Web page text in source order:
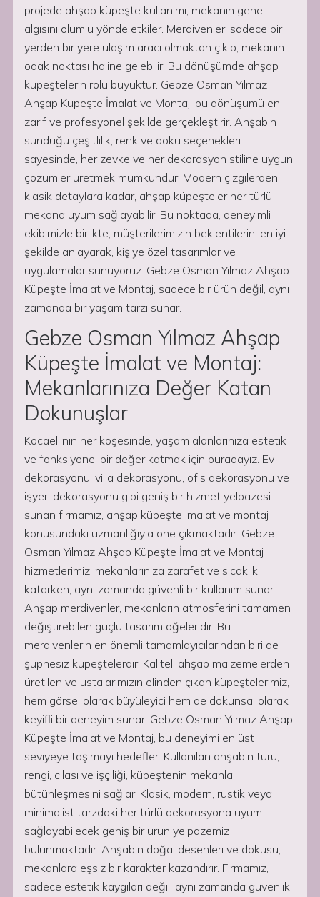
projede ahşap küpeşte kullanımı, mekanın genel
algısını olumlu yönde etkiler. Merdivenler, sadece bir
yerden bir yere ulaşım aracı olmaktan çıkıp, mekanın
odak noktası haline gelebilir. Bu dönüşümde ahşap
küpeştelerin rolü büyüktür. Gebze Osman Yılmaz
Ahşap Küpeşte İmalat ve Montaj, bu dönüşümü en
zarif ve profesyonel şekilde gerçekleştirir. Ahşabın
sunduğu çeşitlilik, renk ve doku seçenekleri
sayesinde, her zevke ve her dekorasyon stiline uygun
çözümler üretmek mümkündür. Modern çizgilerden
klasik detaylara kadar, ahşap küpeşteler her türlü
mekana uyum sağlayabilir. Bu noktada, deneyimli
ekibimizle birlikte, müşterilerimizin beklentilerini en iyi
şekilde anlayarak, kişiye özel tasarımlar ve
uygulamalar sunuyoruz. Gebze Osman Yılmaz Ahşap
Küpeşte İmalat ve Montaj, sadece bir ürün değil, aynı
zamanda bir yaşam tarzı sunar.
Gebze Osman Yılmaz Ahşap
Küpeşte İmalat ve Montaj:
Mekanlarınıza Değer Katan
Dokunuşlar
Kocaeli’nin her köşesinde, yaşam alanlarınıza estetik
ve fonksiyonel bir değer katmak için buradayız. Ev
dekorasyonu, villa dekorasyonu, ofis dekorasyonu ve
işyeri dekorasyonu gibi geniş bir hizmet yelpazesi
sunan firmamız, ahşap küpeşte imalat ve montaj
konusundaki uzmanlığıyla öne çıkmaktadır. Gebze
Osman Yılmaz Ahşap Küpeşte İmalat ve Montaj
hizmetlerimiz, mekanlarınıza zarafet ve sıcaklık
katarken, aynı zamanda güvenli bir kullanım sunar.
Ahşap merdivenler, mekanların atmosferini tamamen
değiştirebilen güçlü tasarım öğeleridir. Bu
merdivenlerin en önemli tamamlayıcılarından biri de
şüphesiz küpeştelerdir. Kaliteli ahşap malzemelerden
üretilen ve ustalarımızın elinden çıkan küpeştelerimiz,
hem görsel olarak büyüleyici hem de dokunsal olarak
keyifli bir deneyim sunar. Gebze Osman Yılmaz Ahşap
Küpeşte İmalat ve Montaj, bu deneyimi en üst
seviyeye taşımayı hedefler. Kullanılan ahşabın türü,
rengi, cilası ve işçiliği, küpeştenin mekanla
bütünleşmesini sağlar. Klasik, modern, rustik veya
minimalist tarzdaki her türlü dekorasyona uyum
sağlayabilecek geniş bir ürün yelpazemiz
bulunmaktadır. Ahşabın doğal desenleri ve dokusu,
mekanlara eşsiz bir karakter kazandırır. Firmamız,
sadece estetik kaygıları değil, aynı zamanda güvenlik